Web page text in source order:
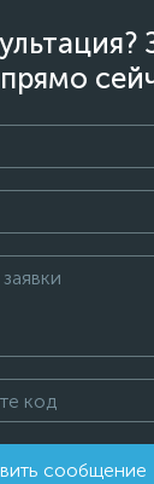
сообщение